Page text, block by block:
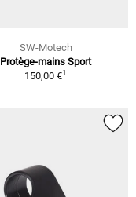
SW-Motech
Protège-mains Sport
150,00 €1